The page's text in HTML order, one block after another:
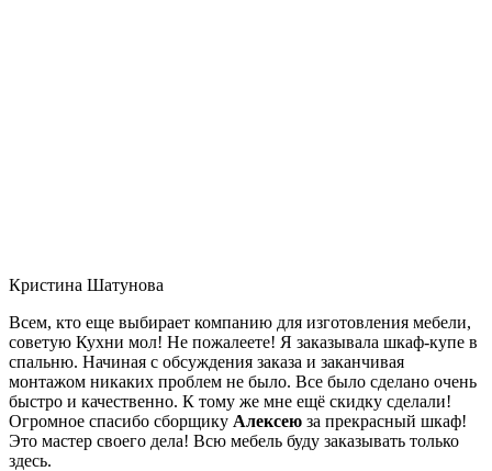
Кристина Шатунова
Всем, кто еще выбирает компанию для изготовления мебели,
советую Кухни мол! Не пожалеете! Я заказывала шкаф-купе в
спальню. Начиная с обсуждения заказа и заканчивая
монтажом никаких проблем не было. Все было сделано очень
быстро и качественно. К тому же мне ещё скидку сделали!
Огромное спасибо сборщику Алексею за прекрасный шкаф!
Это мастер своего дела! Всю мебель буду заказывать только
здесь.